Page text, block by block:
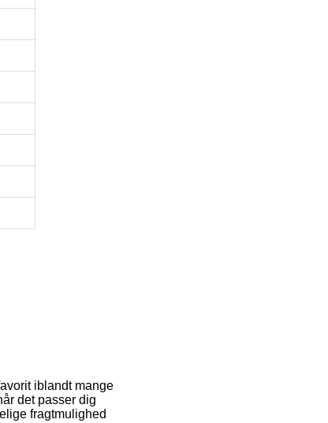
iblandt mange
det passer dig
fragtmulighed